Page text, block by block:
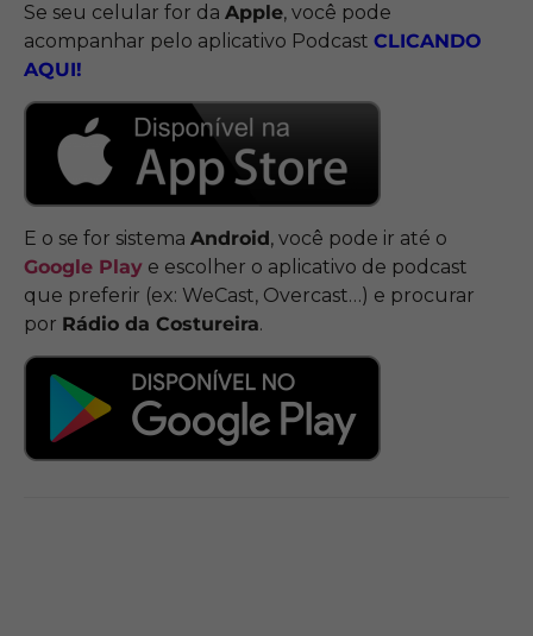
Se seu celular for da Apple, você pode
acompanhar pelo aplicativo Podcast CLICANDO
AQUI!
E o se for sistema Android, você pode ir até o
Google Play e escolher o aplicativo de podcast
que preferir (ex: WeCast, Overcast…) e procurar
por Rádio da Costureira.